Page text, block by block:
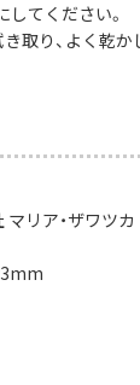
てください。
取り、よく
リア・ザワツカ
3mm